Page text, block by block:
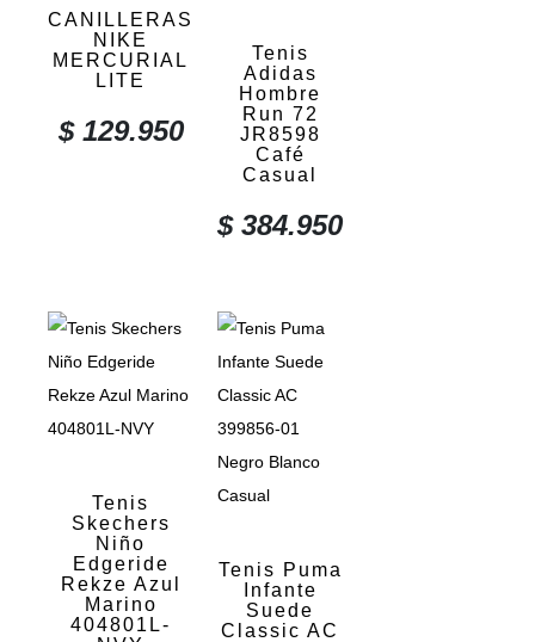
CANILLERAS
NIKE
MERCURIAL
LITE
$129.950
Tenis
Adidas
Hombre
Run 72
JR8598
Café
Casual
$384.950
Tenis
Skechers
Niño
Edgeride
Rekze Azul
Marino
404801L-
Tenis Puma
Infante
Suede
Classic AC